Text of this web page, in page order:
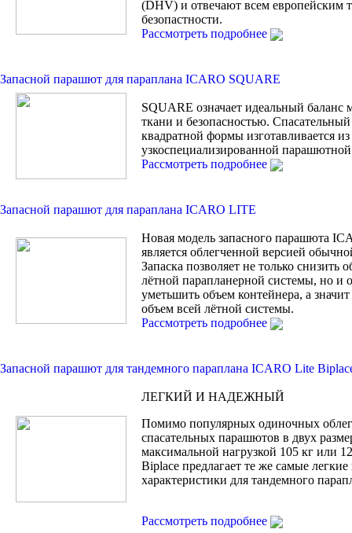
(DHV) и отвечают всем европейским
безопастности.
Рассмотреть подробнее
Запасной парашют для параплана ICARO SQUARE
SQUARE означает идеальный баланс
ткани и безопасностью.
квадратной формы изготавливается из
узкоспециализированной
Рассмотреть подробнее
Запасной парашют для параплана ICARO LITE
Новая модель запасного парашюта
является облегченной версией
Запаска позволяет не только снизить
лётной парапланерной системы, но и
уметьшить объем контейнера, а
объем всей лётной системы.
Рассмотреть подробнее
Запасной парашют для тандемного параплана ICARO Lite
ЛЕГКИЙ И НАДЕЖНЫЙ
Помимо популярных одиночных
спасательных парашютов в двух
максимальной нагрузкой 105 кг или
Biplace предлагает те же самые
характеристики для тандемного
Рассмотреть подробнее